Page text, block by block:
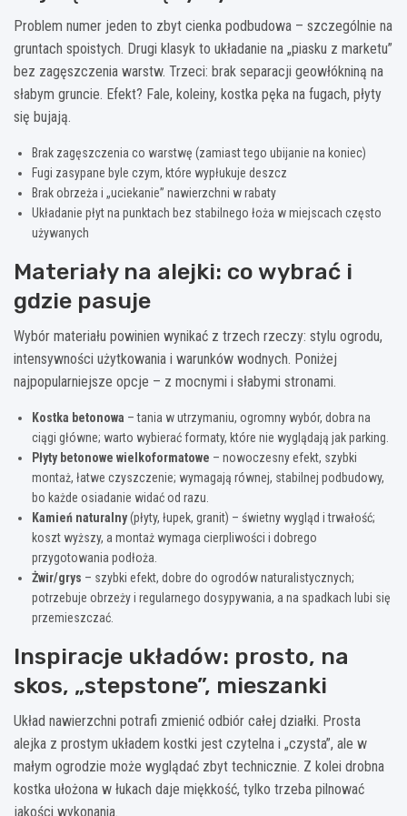
Problem numer jeden to zbyt cienka podbudowa – szczególnie na
gruntach spoistych. Drugi klasyk to układanie na „piasku z marketu”
bez zagęszczenia warstw. Trzeci: brak separacji geowłókniną na
słabym gruncie. Efekt? Fale, koleiny, kostka pęka na fugach, płyty
się bujają.
Brak zagęszczenia co warstwę (zamiast tego ubijanie na koniec)
Fugi zasypane byle czym, które wypłukuje deszcz
Brak obrzeża i „uciekanie” nawierzchni w rabaty
Układanie płyt na punktach bez stabilnego łoża w miejscach często
używanych
Materiały na alejki: co wybrać i
gdzie pasuje
Wybór materiału powinien wynikać z trzech rzeczy: stylu ogrodu,
intensywności użytkowania i warunków wodnych. Poniżej
najpopularniejsze opcje – z mocnymi i słabymi stronami.
Kostka betonowa – tania w utrzymaniu, ogromny wybór, dobra na
ciągi główne; warto wybierać formaty, które nie wyglądają jak parking.
Płyty betonowe wielkoformatowe – nowoczesny efekt, szybki
montaż, łatwe czyszczenie; wymagają równej, stabilnej podbudowy,
bo każde osiadanie widać od razu.
Kamień naturalny(płyty, łupek, granit) – świetny wygląd i trwałość;
koszt wyższy, a montaż wymaga cierpliwości i dobrego
przygotowania podłoża.
Żwir/grys – szybki efekt, dobre do ogrodów naturalistycznych;
potrzebuje obrzeży i regularnego dosypywania, a na spadkach lubi się
przemieszczać.
Inspiracje układów: prosto, na
skos, „stepstone”, mieszanki
Układ nawierzchni potrafi zmienić odbiór całej działki. Prosta
alejka z prostym układem kostki jest czytelna i „czysta”, ale w
małym ogrodzie może wyglądać zbyt technicznie. Z kolei drobna
kostka ułożona w łukach daje miękkość, tylko trzeba pilnować
jakości wykonania.